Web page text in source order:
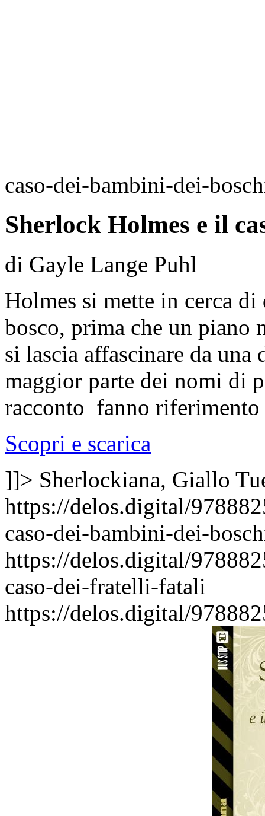
caso-dei-bambini-dei-
Sherlock Holmes e il
di Gayle Lange Puhl
Holmes si mette in cerca
bosco, prima che un
si lascia affascinare da
maggior parte dei nomi di
racconto fanno
Scopri e scarica
]]> Sherlockiana, Giallo
https://delos.digital/
caso-dei-bambini-dei-
https://delos.digital/
caso-dei-fratelli-fatali
https://delos.digital/